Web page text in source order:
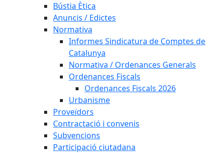
Bústia Ètica
Anuncis / Edictes
Normativa
Informes Sindicatura de Comptes de
Catalunya
Normativa / Ordenances Generals
Ordenances Fiscals
Ordenances Fiscals 2026
Urbanisme
Proveïdors
Contractació i convenis
Subvencions
Participació ciutadana